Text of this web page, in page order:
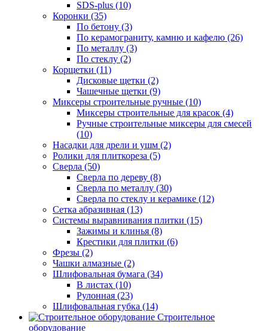
SDS-plus (10)
Коронки (35)
По бетону (3)
По керамограниту, камню и кафелю (26)
По металлу (3)
По стеклу (2)
Корщетки (11)
Дисковые щетки (2)
Чашечные щетки (9)
Миксеры строительные ручные (10)
Миксеры строительные для красок (4)
Ручные строительные миксеры для смесей
(10)
Насадки для дрели и ушм (2)
Ролики для плиткореза (5)
Сверла (50)
Сверла по дереву (8)
Сверла по металлу (30)
Сверла по стеклу и керамике (12)
Сетка абразивная (13)
Системы выравнивания плитки (15)
Зажимы и клинья (8)
Крестики для плитки (6)
Фрезы (2)
Чашки алмазные (2)
Шлифовальная бумага (34)
В листах (10)
Рулонная (23)
Шлифовальная губка (14)
Строительное
оборудование